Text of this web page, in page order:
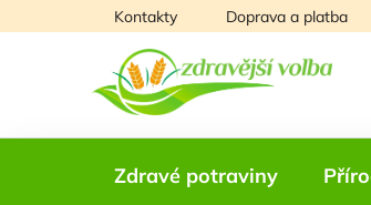
na
Kontakty Doprava a platba
Zdravé potraviny